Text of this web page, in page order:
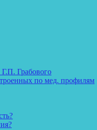
Грабового
по мед. профилям